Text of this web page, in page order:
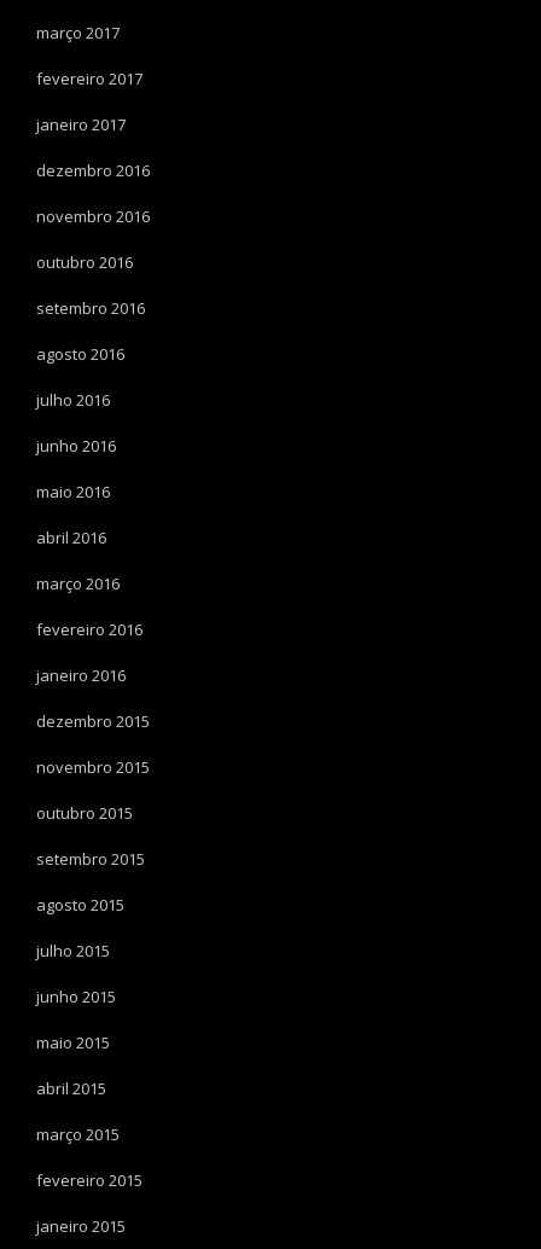
março 2017
fevereiro 2017
janeiro 2017
dezembro 2016
novembro 2016
outubro 2016
setembro 2016
agosto 2016
julho 2016
junho 2016
maio 2016
abril 2016
março 2016
fevereiro 2016
janeiro 2016
dezembro 2015
novembro 2015
outubro 2015
setembro 2015
agosto 2015
julho 2015
junho 2015
maio 2015
abril 2015
março 2015
fevereiro 2015
janeiro 2015